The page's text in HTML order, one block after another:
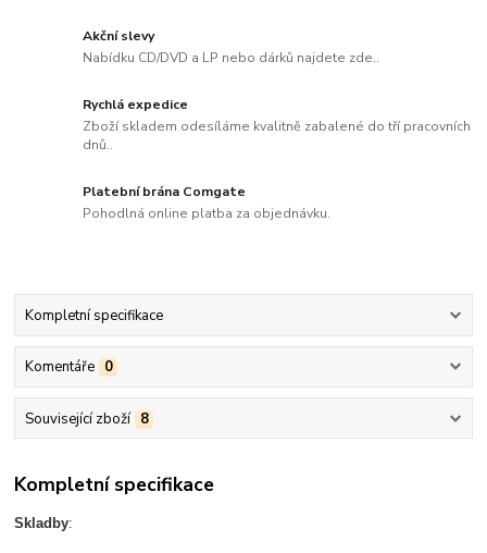
Akční slevy
Nabídku CD/DVD a LP nebo dárků najdete zde..
Rychlá expedice
Zboží skladem odesíláme kvalitně zabalené do tří pracovních
dnů..
Platební brána Comgate
Pohodlná online platba za objednávku.
Kompletní specifikace
Komentáře 0
Související zboží 8
Kompletní specifikace
Skladby: